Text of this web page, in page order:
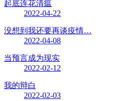
起底连花清瘟
2022-04-22
没想到我还要再谈疫情…
2022-04-08
当预言成为现实
2022-02-12
我的辩白
2022-02-03